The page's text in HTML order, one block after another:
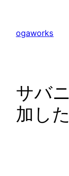
ogaworks
サバ
加した